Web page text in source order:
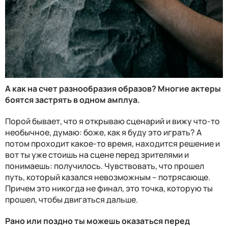
А как на счет разнообразия образов? Многие актеры
боятся застрять в одном амплуа.
Порой бывает, что я открываю сценарий и вижу что-то
необычное, думаю: боже, как я буду это играть? А
потом проходит какое-то время, находится решение и
вот ты уже стоишь на сцене перед зрителями и
понимаешь: получилось. Чувствовать, что прошел
путь, который казался невозможным – потрясающе.
Причем это никогда не финал, это точка, которую ты
прошел, чтобы двигаться дальше.
Рано или поздно ты можешь оказаться перед